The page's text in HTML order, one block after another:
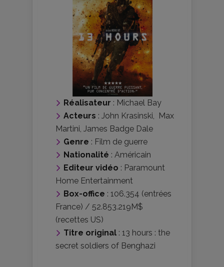
Réalisateur : Michael Bay
Acteurs : John Krasinski
Max
Martini James Badge Dale
Genre : Film de guerre
Nationalité : Américain
Editeur vidéo : Paramount
Home Entertainment
Box-office : 106.354 (entrées
France) / 52.853.219M$
(recettes US)
Titre original : 13 hours : the
secret soldiers of Benghazi